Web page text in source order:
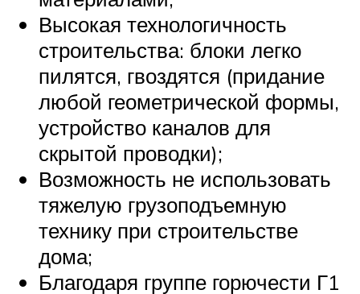
Высокая технологичность
строительства: блоки легко
пилятся, гвоздятся (придание
любой геометрической формы,
устройство каналов для
скрытой проводки);
Возможность не использовать
тяжелую грузоподъемную
технику при строительстве
дома;
Благодаря группе горючести Г1